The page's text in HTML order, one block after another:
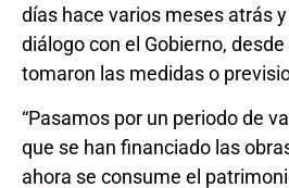
días hace varios meses atrás
diálogo con el Gobierno, desde
tomaron las medidas o
“Pasamos por un periodo de
que se han financiado las
ahora se consume el